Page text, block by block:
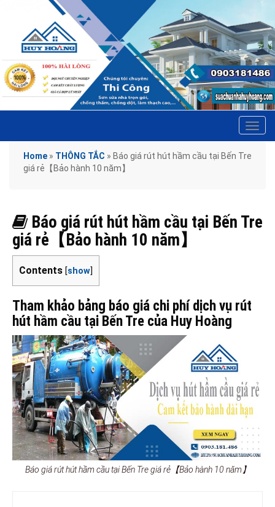
Home » THÔNG TẮC » Báo giá rút hút hầm cầu tại Bến Tre
giá rẻ【Bảo hành 10 năm】
Báo giá rút hút hầm cầu tại Bến Tre
giá rẻ【Bảo hành 10 năm】
Contents [show]
Tham khảo bảng báo giá chi phí dịch vụ rút
hút hầm cầu tại Bến Tre của Huy Hoàng
Báo giá rút hút hầm cầu tại Bến Tre giá rẻ【Bảo hành 10 năm】